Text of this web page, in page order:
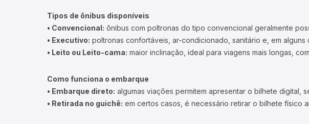
Tipos de ônibus disponíveis
• Convencional: ônibus com poltronas do tipo convencional geralmente
• Executivo: poltronas confortáveis, ar-condicionado, sanitário e, em alguns
• Leito ou Leito-cama: maior inclinação, ideal para viagens mais longas,
Como funciona o embarque
• Embarque direto: algumas viações permitem apresentar o bilhete digital,
• Retirada no guichê: em certos casos, é necessário retirar o bilhete físico